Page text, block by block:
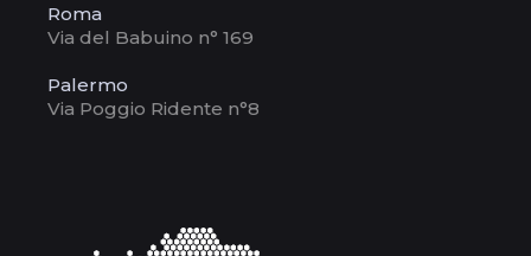
Roma
Via del Babuino n° 169
Palermo
Via Poggio Ridente n°8